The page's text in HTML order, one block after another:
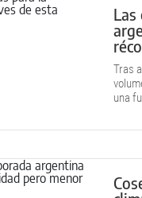
Las
Tras
una